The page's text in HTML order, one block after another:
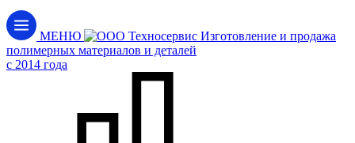
МЕНЮ
Изготовление и продажа
полимерных материалов и деталей
c 2014 года